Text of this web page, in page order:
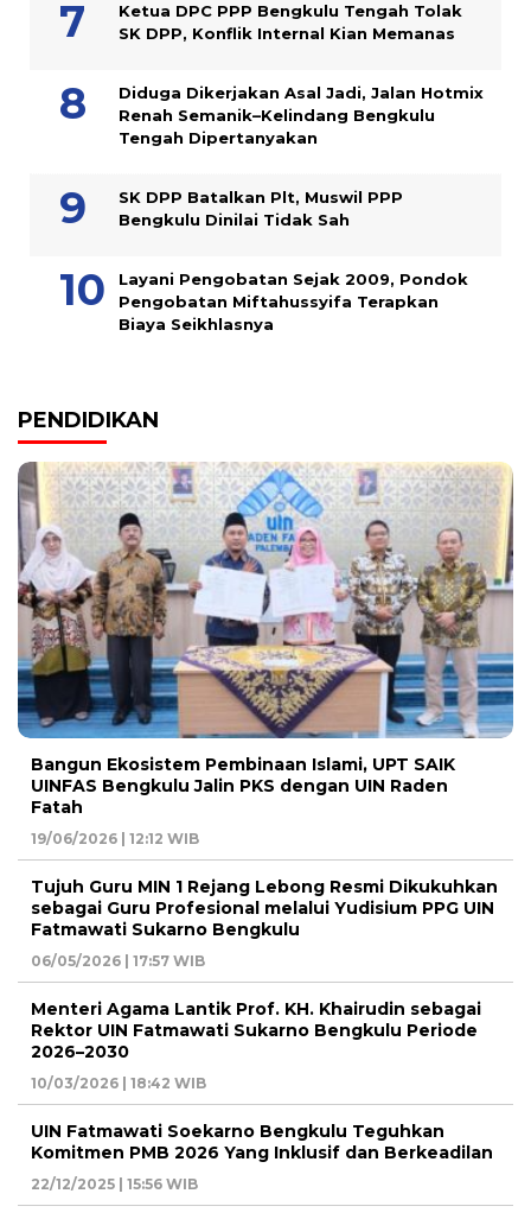
Ketua DPC PPP Bengkulu Tengah Tolak
SK DPP, Konflik Internal Kian Memanas
Diduga Dikerjakan Asal Jadi, Jalan Hotmix
Renah Semanik–Kelindang Bengkulu
Tengah Dipertanyakan
SK DPP Batalkan Plt, Muswil PPP
Bengkulu Dinilai Tidak Sah
Layani Pengobatan Sejak 2009, Pondok
Pengobatan Miftahussyifa Terapkan
Biaya Seikhlasnya
PENDIDIKAN
Bangun Ekosistem Pembinaan Islami, UPT SAIK
UINFAS Bengkulu Jalin PKS dengan UIN Raden
Fatah
19/06/2026 | 12:12 WIB
Tujuh Guru MIN 1 Rejang Lebong Resmi Dikukuhkan
sebagai Guru Profesional melalui Yudisium PPG UIN
Fatmawati Sukarno Bengkulu
06/05/2026 | 17:57 WIB
Menteri Agama Lantik Prof. KH. Khairudin sebagai
Rektor UIN Fatmawati Sukarno Bengkulu Periode
2026–2030
10/03/2026 | 18:42 WIB
UIN Fatmawati Soekarno Bengkulu Teguhkan
Komitmen PMB 2026 Yang Inklusif dan Berkeadilan
22/12/2025 | 15:56 WIB